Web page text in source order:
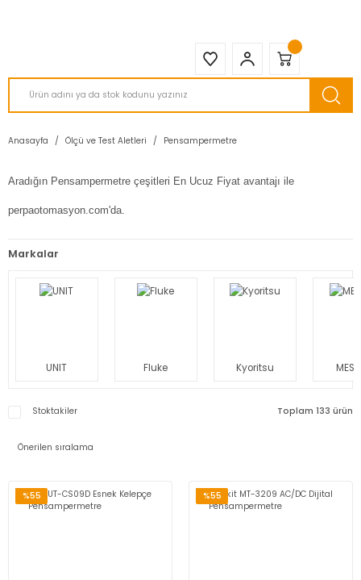
Anasayfa Ölçü ve Test Aletleri Pensampermetre
Aradığın Pensampermetre çeşitleri En Ucuz Fiyat avantajı ile
perpaotomasyon.com'da.
Markalar
UNIT Fluke Kyoritsu
Stoktakiler Toplam 133 ürün
%55 %55